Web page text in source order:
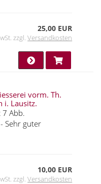
25,00 EUR
zzgl.Versandkosten
vorm. Th.
i. Lausitz.
Abb.
Sehr guter
10,00 EUR
zzgl.Versandkosten